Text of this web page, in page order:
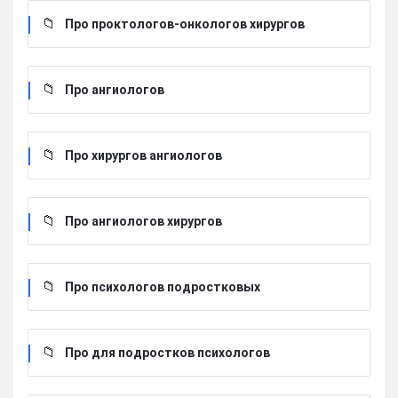
Про проктологов-онкологов хирургов
Про ангиологов
Про хирургов ангиологов
Про ангиологов хирургов
Про психологов подростковых
Про для подростков психологов